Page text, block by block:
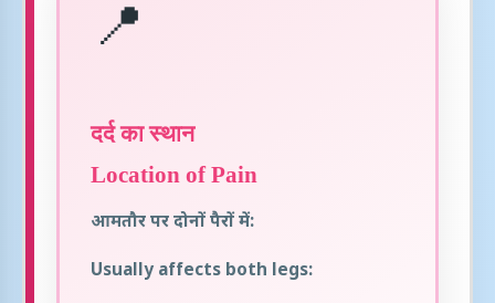
📍
दर्द का स्थान
Location of Pain
आमतौर पर दोनों पैरों में:
Usually affects both legs: